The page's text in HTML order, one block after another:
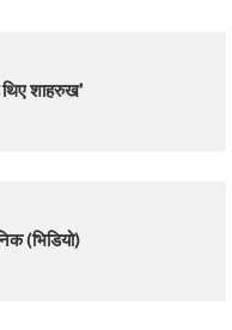
शाहरुख’
(भिडियो)